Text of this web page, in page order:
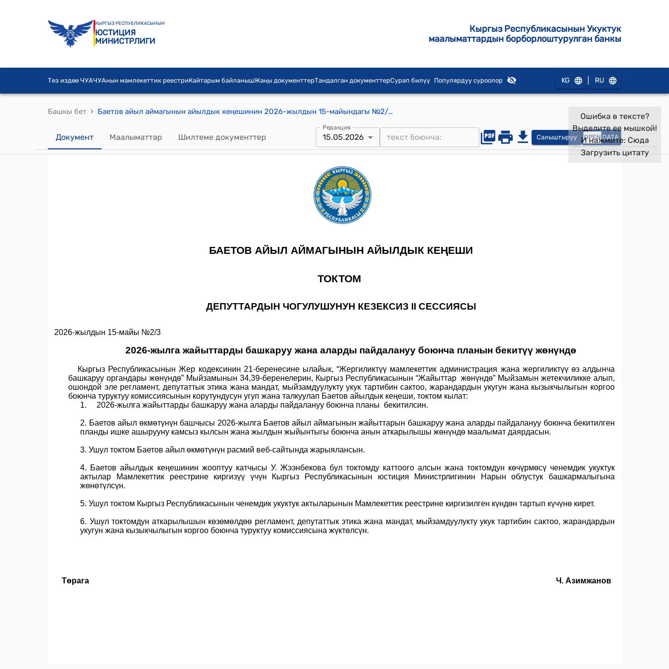
КЫРГЫЗ РЕСПУБЛИКАСЫНЫН
ЮСТИЦИЯ
МИНИСТРЛИГИ
Кыргыз Республикасынын Укуктук
маалыматтардын борборлоштурулган банкы
Тез издөө ЧУАЧУАнын мамлекеттик реестриКайтарым байланышЖаңы документтерТандалган документтерСурап билүү Популярдуу суроолор KG RU
Башкы бет › Баетов айыл аймагынын айылдык кеңешинин 2026-жылдын 15-майындагы №2/3 "2026-жылга жайыттарды башкаруу жана аларды пайдалануу боюнча планын бекитүү жөнүндө" Токтому
Документ Маалыматтар Шилтеме документтер
Редакция
15.05.2026 Салыштыруу OPEN DATA
Ошибка в тексте?
Выделите ее мышкой!
И нажмите: Сюда
Загрузить цитату